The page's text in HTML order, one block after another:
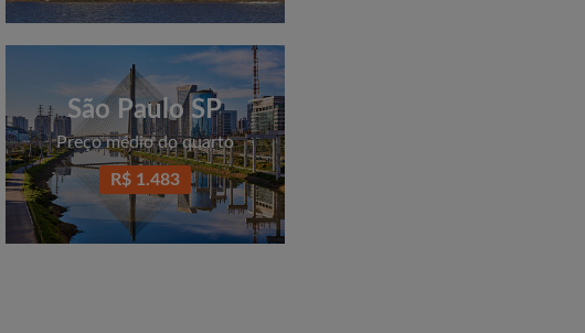
São Paulo SP
Preço médio do quarto
R$ 1.483